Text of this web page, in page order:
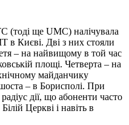
(тоді ще UMC) налічувала
в Києві. Дві з них стояли
– на найвищому в той час
площі. Четверта – на
майданчику
– в Борисполі. При
дії, що абоненти часто
Церкві і навіть в